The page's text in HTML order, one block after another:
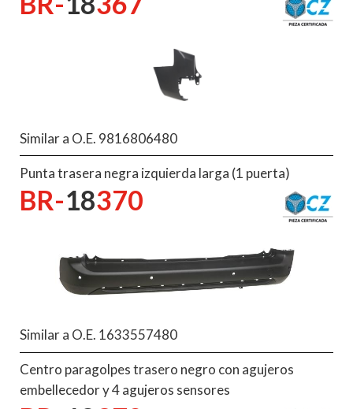
Similar a O.E. 9816806480
Punta trasera negra izquierda larga (1 puerta)
BR-18370
Similar a O.E. 1633557480
Centro paragolpes trasero negro con agujeros
embellecedor y 4 agujeros sensores